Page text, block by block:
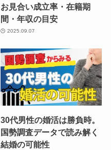
お見合い成立率・在籍期
間・年収の目安
2025.09.07
30代男性の婚活は勝負時。
国勢調査データで読み解く
結婚の可能性